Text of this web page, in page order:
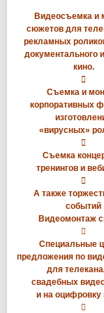
Видеосъемка и
сюжетов для
рекламных
документального
кино.

Съемка и
корпоративных
«вирусных»

Съемка
тренингов и

А также
событий
Видеомонтаж

Специальные
предложения по
для
свадебных
и на оцифровку
